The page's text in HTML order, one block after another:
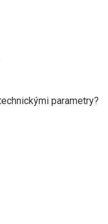
parametry?